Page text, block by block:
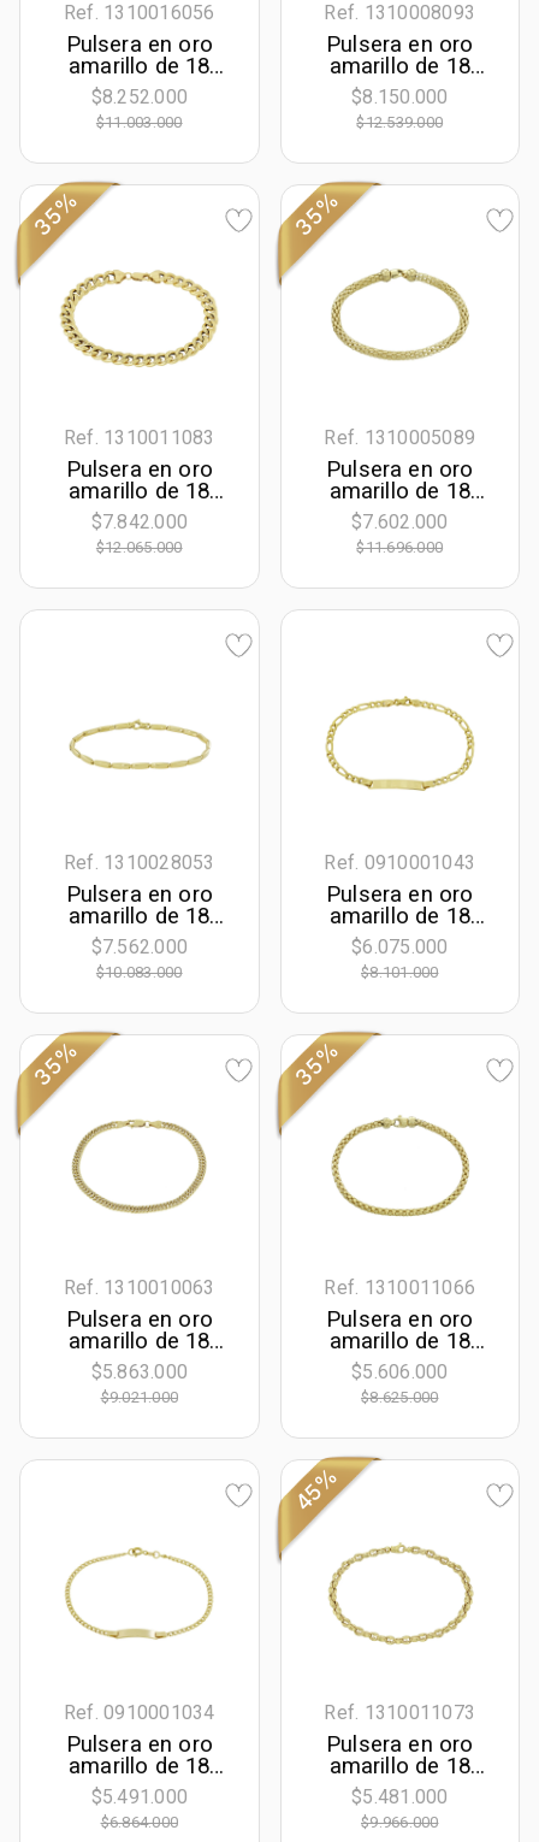
Ref. 1310016056
Pulsera en oro
amarillo de 18
Kilates, 20 cm. de
largo, 5 mm. de
ancho
$8.252.000
$11.003.000
Ref. 1310008093
Pulsera en oro
amarillo de 18
Kilates, 21 cm. de
largo, 7.50 mm. de
ancho
$8.150.000
$12.539.000
35%
Ref. 1310011083
Pulsera en oro
amarillo de 18
Kilates, 21 cm. de
largo, 7.50 mm. de
ancho
$7.842.000
$12.065.000
35%
Ref. 1310005089
Pulsera en oro
amarillo de 18
Kilates, 19 cm. de
largo, 4.50 mm. de
ancho
$7.602.000
$11.696.000
Ref. 1310028053
Pulsera en oro
amarillo de 18
Kilates, 21 cm. de
largo, 3 mm. de
ancho
$7.562.000
$10.083.000
Ref. 0910001043
Pulsera en oro
amarillo de 18
Kilates, Figaro 1-3,
19 cm. de largo,
3.50 mm. de
$6.075.000
$8.101.000
35%
Ref. 1310010063
Pulsera en oro
amarillo de 18
Kilates con visos,
21 cm. de largo,
4.50 mm. de
$5.863.000
$9.021.000
35%
Ref. 1310011066
Pulsera en oro
amarillo de 18
Kilates con visos,
19 cm. de largo,
3.50 mm. de
$5.606.000
$8.625.000
Ref. 0910001034
Pulsera en oro
amarillo de 18
Kilates, Grumette,
21 cm. de largo,
2.50 mm. de
$5.491.000
$6.864.000
45%
Ref. 1310011073
Pulsera en oro
amarillo de 18
Kilates, 20 cm. de
largo, 4.50 mm. de
ancho
$5.481.000
$9.966.000